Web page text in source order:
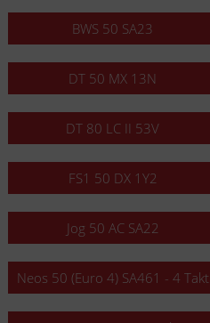
BWS 50 SA23
DT 50 MX 13N
DT 80 LC II 53V
FS1 50 DX 1Y2
Jog 50 AC SA22
Neos 50 (Euro 4) SA461 - 4 Takt